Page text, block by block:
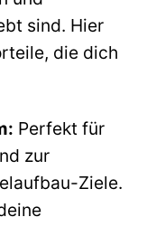
sind. Hier
die dich
Perfekt für
zur
Ziele.